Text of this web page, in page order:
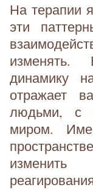
На терапии
эти
динамику
отражает
людьми, с
миром.